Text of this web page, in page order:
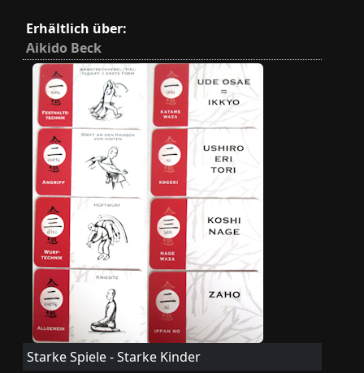
Erhältlich über:
Aikido Beck
Starke Spiele - Starke Kinder